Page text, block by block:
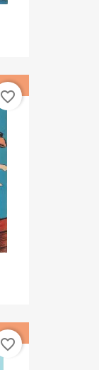
favorite_border
favorite_border